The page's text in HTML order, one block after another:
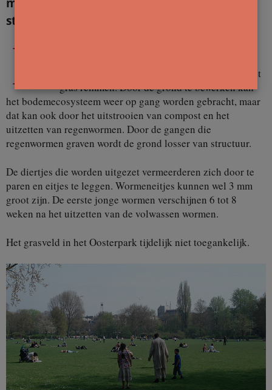
stad vervangen.
D
van zuurstof in de bodem, kan de groei van het
gras remmen. Door de grond te bewerken kan
het bodemecosysteem weer op gang worden gebracht, maar
dat kan ook door het uitstrooien van compost en het
uitzetten van regenwormen. Door de gangen die
regenwormen graven wordt de grond losser van structuur.
De diertjes die worden uitgezet vermeerderen zich door te
paren en eitjes te leggen. Wormeneitjes kunnen wel 3 mm
groot zijn. De eerste jonge wormen verschijnen 6 tot 8
weken na het uitzetten van de volwassen wormen.
Het grasveld in het Oosterpark tijdelijk niet toegankelijk.